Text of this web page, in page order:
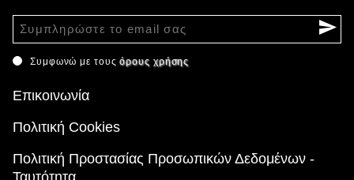
Συμφωνώ με τουςόρους χρήσης
Επικοινωνία
Πολιτική Cookies
Πολιτική Προστασίας Προσωπικών Δεδομένων -
Ταυτότητα